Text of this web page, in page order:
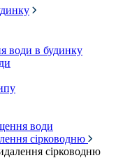
води в будинку
води
сірководню
сірководню